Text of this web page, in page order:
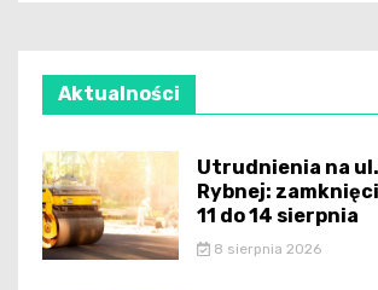
Aktualności
Utrudnienia na
Rybnej:
11 do 14 sierpnia
8 sierpnia 2026